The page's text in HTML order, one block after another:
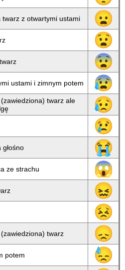
twarz z otwartymi ustami 😦
😧
😨
ustami i zimnym potem 😰
twarz ale
😥
😢
głośno 😭
ze strachu 😱
😖
😣
twarz 😞
potem 😓